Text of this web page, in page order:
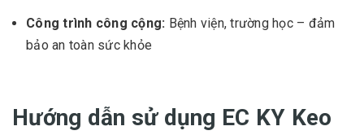
Công trình công cộng: Bệnh viện, trường học – đảm
bảo an toàn sức khỏe
Hướng dẫn sử dụng EC KY Keo